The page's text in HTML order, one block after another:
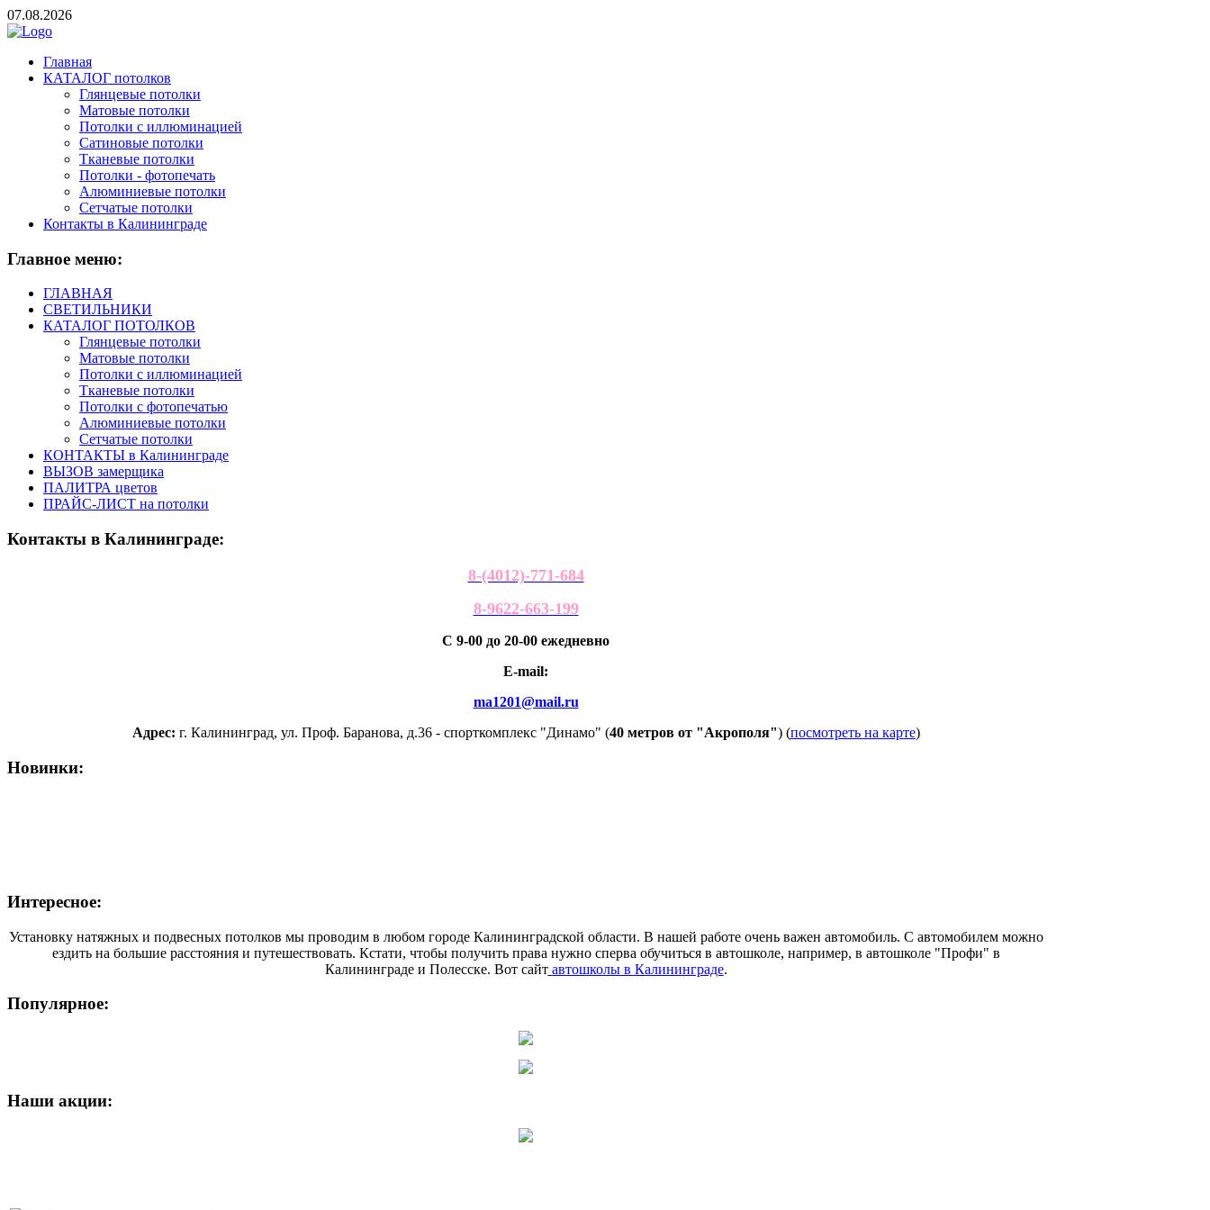
07.08.2026
Главная
КАТАЛОГ потолков
Глянцевые потолки
Матовые потолки
Потолки с иллюминацией
Сатиновые потолки
Тканевые потолки
Потолки - фотопечать
Алюминиевые потолки
Сетчатые потолки
Контакты в Калининграде
Главное меню:
ГЛАВНАЯ
СВЕТИЛЬНИКИ
КАТАЛОГ ПОТОЛКОВ
Глянцевые потолки
Матовые потолки
Потолки с иллюминацией
Тканевые потолки
Потолки с фотопечатью
Алюминиевые потолки
Сетчатые потолки
КОНТАКТЫ в Калининграде
ВЫЗОВ замерщика
ПАЛИТРА цветов
ПРАЙС-ЛИСТ на потолки
Контакты в Калининграде:
8-(4012)-771-684
8-9622-663-199
С 9-00 до 20-00 ежедневно
E-mail:
ma1201@mail.ru
Адрес: г. Калининград, ул. Проф. Баранова, д.36 - спорткомплекс "Динамо" (40 метров от "Акрополя") (посмотреть на карте)
Новинки:
Интересное:
Установку натяжных и подвесных потолков мы проводим в любом городе Калининградской области. В нашей работе очень важен автомобиль. С автомобилем можно
ездить на большие расстояния и путешествовать. Кстати, чтобы получить права нужно сперва обучиться в автошколе, например, в автошколе "Профи" в
Калининграде и Полесске. Вот сайт автошколы в Калининграде.
Популярное:
Наши акции: